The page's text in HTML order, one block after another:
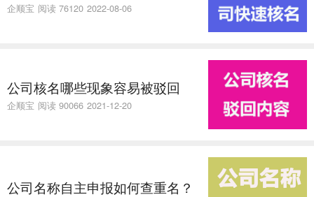
企顺宝 阅读 76120 2022-08-06
公司核名哪些现象容易被驳回
企顺宝 阅读 90066 2021-12-20
公司名称自主申报如何查重名？